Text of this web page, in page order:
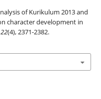
of Kurikulum 2013 and
character development in
22(4), 2371-2382.